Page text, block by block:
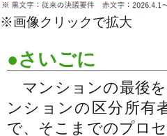
※画像クリックで拡大
●さいごに
マンションの最後
ンションの区分所有
で、そこまでのプロ